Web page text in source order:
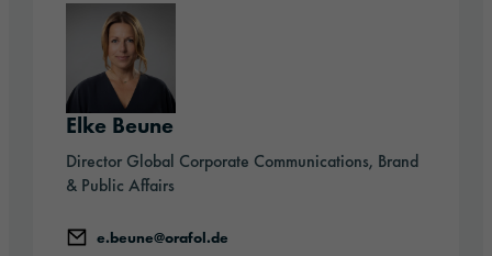
Elke Beune
Director Global Corporate Communications, Brand
& Public Affairs
e.beune@orafol.de